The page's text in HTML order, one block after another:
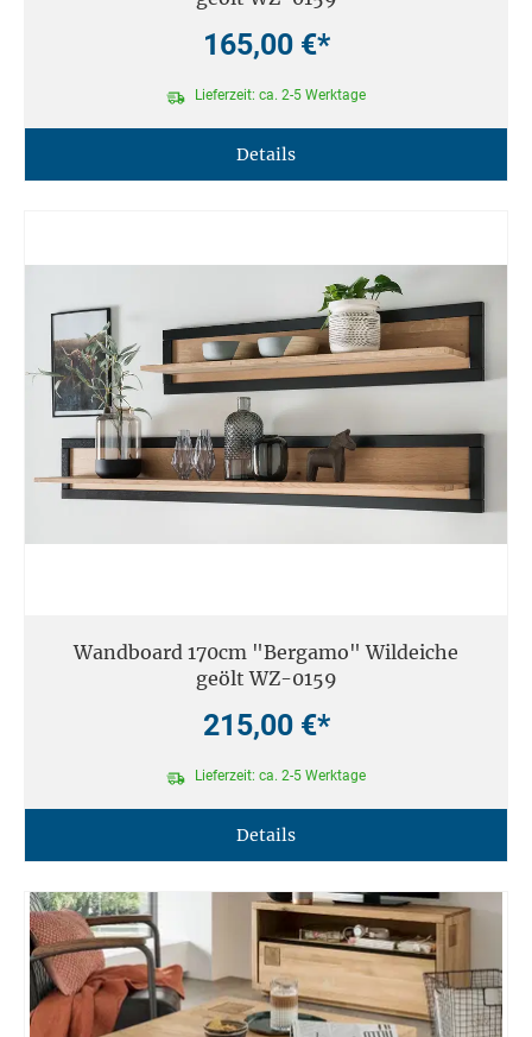
165,00 €*
Lieferzeit: ca. 2-5 Werktage
Details
Wandboard 170cm "Bergamo" Wildeiche
geölt WZ-0159
215,00 €*
Lieferzeit: ca. 2-5 Werktage
Details